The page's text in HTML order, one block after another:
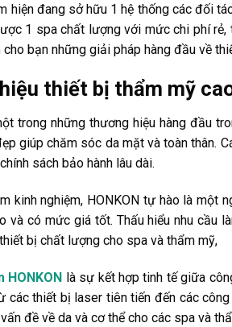
hiện đang sở hữu 1 hệ thống các đối
1 spa chất lượng với mức chi phí rẻ,
bạn những giải pháp hàng đầu về
thiết bị thẩm mỹ
trong những thương hiệu hàng đầu
giúp chăm sóc da mặt và toàn thân.
sách bảo hành lâu dài.
kinh nghiệm, HONKON tự hào là một
và có mức giá tốt. Thấu hiểu nhu cầu
bị chất lượng cho spa và thẩm mỹ,
HONKON là sự kết hợp tinh tế giữa
các thiết bị laser tiên tiến đến các
đề về da và cơ thể cho các spa và